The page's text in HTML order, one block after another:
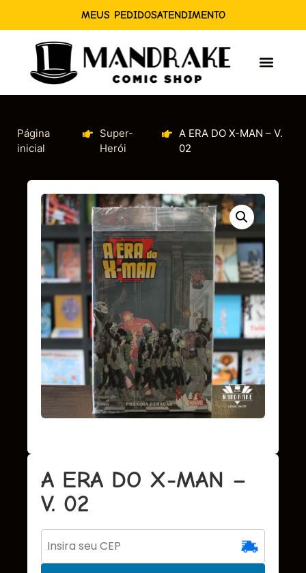
MEUS PEDIDOSATENDIMENTO
Página
inicial
Super-
Herói
A ERA DO X-MAN – V.
02
A ERA DO X-MAN –
V. 02